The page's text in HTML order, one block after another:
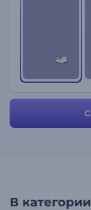
В категории